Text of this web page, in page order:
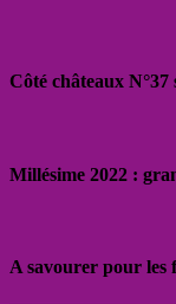
Côté châteaux
Millésime 2022 :
A savourer pour les